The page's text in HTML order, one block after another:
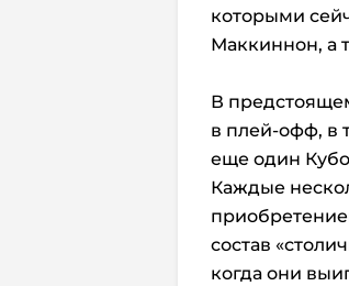
которыми
Маккиннон, а
В
в плей-офф, в
еще один
Каждые
состав
когда они